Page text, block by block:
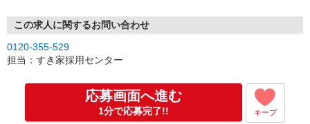
この求人に関するお問い合わせ
0120-355-529
担当：すき家採用センター
応募画面へ進む
1分で応募完了!! キープ